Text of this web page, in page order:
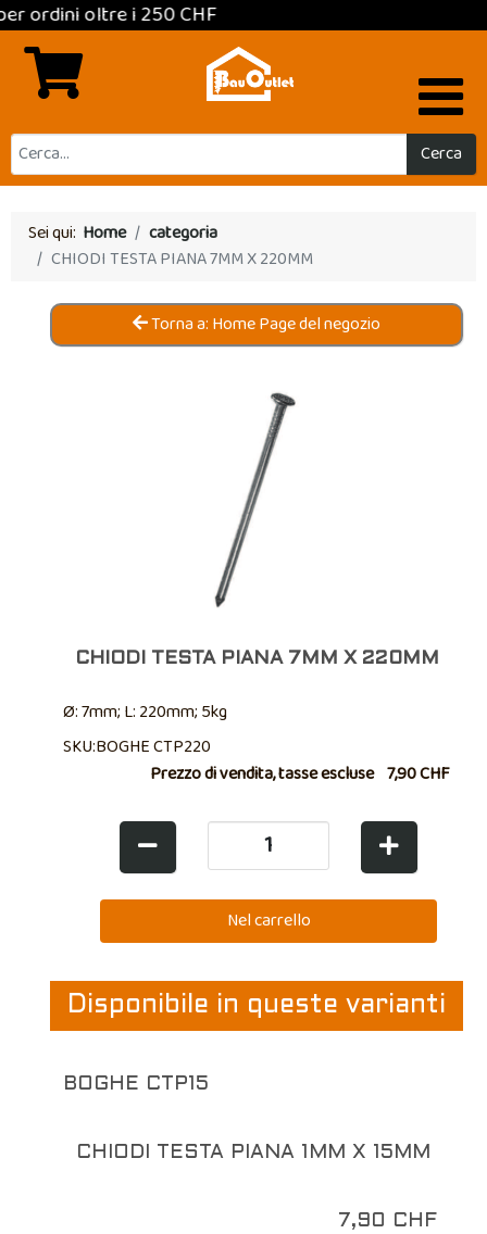
oltre i 250 CHF
Cerca
Sei qui: Home
categoria
CHIODI TESTA PIANA 7MM X 220MM
Torna a: Home Page del negozio
CHIODI TESTA PIANA 7MM X 220MM
Ø: 7mm; L: 220mm; 5kg
SKU:BOGHE CTP220
Prezzo di vendita, tasse escluse 7,90 CHF
Disponibile in queste varianti
BOGHE CTP15
CHIODI TESTA PIANA 1MM X 15MM
7,90 CHF